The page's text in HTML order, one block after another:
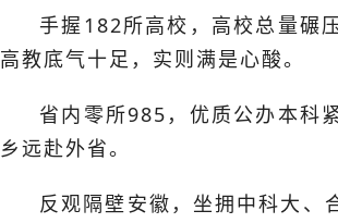
手握182所高校，高校总量碾
高教底气十足，实则满是心酸。
省内零所985，优质公办本科
乡远赴外省。
反观隔壁安徽，坐拥中科大、